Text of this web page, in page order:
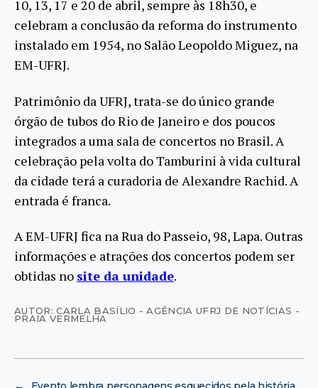
10, 13, 17 e 20 de abril, sempre às 18h30, e
celebram a conclusão da reforma do instrumento
instalado em 1954, no Salão Leopoldo Miguez, na
EM-UFRJ.
Patrimônio da UFRJ, trata-se do único grande
órgão de tubos do Rio de Janeiro e dos poucos
integrados a uma sala de concertos no Brasil. A
celebração pela volta do Tamburini à vida cultural
da cidade terá a curadoria de Alexandre Rachid. A
entrada é franca.
A EM-UFRJ fica na Rua do Passeio, 98, Lapa. Outras
informações e atrações dos concertos podem ser
obtidas no site da unidade.
AUTOR: CARLA BASÍLIO - AGÊNCIA UFRJ DE NOTÍCIAS -
PRAIA VERMELHA